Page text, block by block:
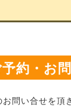
約・お
お問い合せを頂